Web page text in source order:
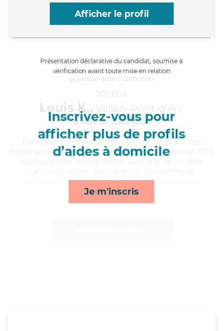
Afficher le profil
Présentation déclarative du candidat, soumise à
vérification avant toute mise en relation
Inscrivez-vous pour
afficher plus de profils
d’aides à domicile
Je m'inscris
JOYEUX
Louis K., Vallon-Pont-d'Arc
à 5km de chez Vous
, énergique et polyvalent, Louis a 10 ans
d'expérience et possède un diplôme d'Etat d'infirmier (DEI).
surveillance de nuit, activités, compagnie/loisirs et
lever/coucher*